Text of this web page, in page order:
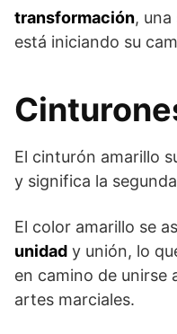
transformación,
está iniciando su
El cinturón amarillo
y significa la
El color amarillo se
unidad y unión, lo
en camino de unirse
artes marciales.